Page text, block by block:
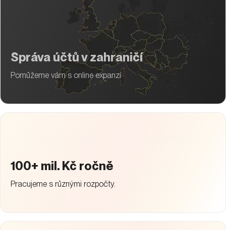
Správa účtů v zahraničí
Pomůžeme vám s online expanzí
100+ mil. Kč ročně
Pracujeme s různými rozpočty.